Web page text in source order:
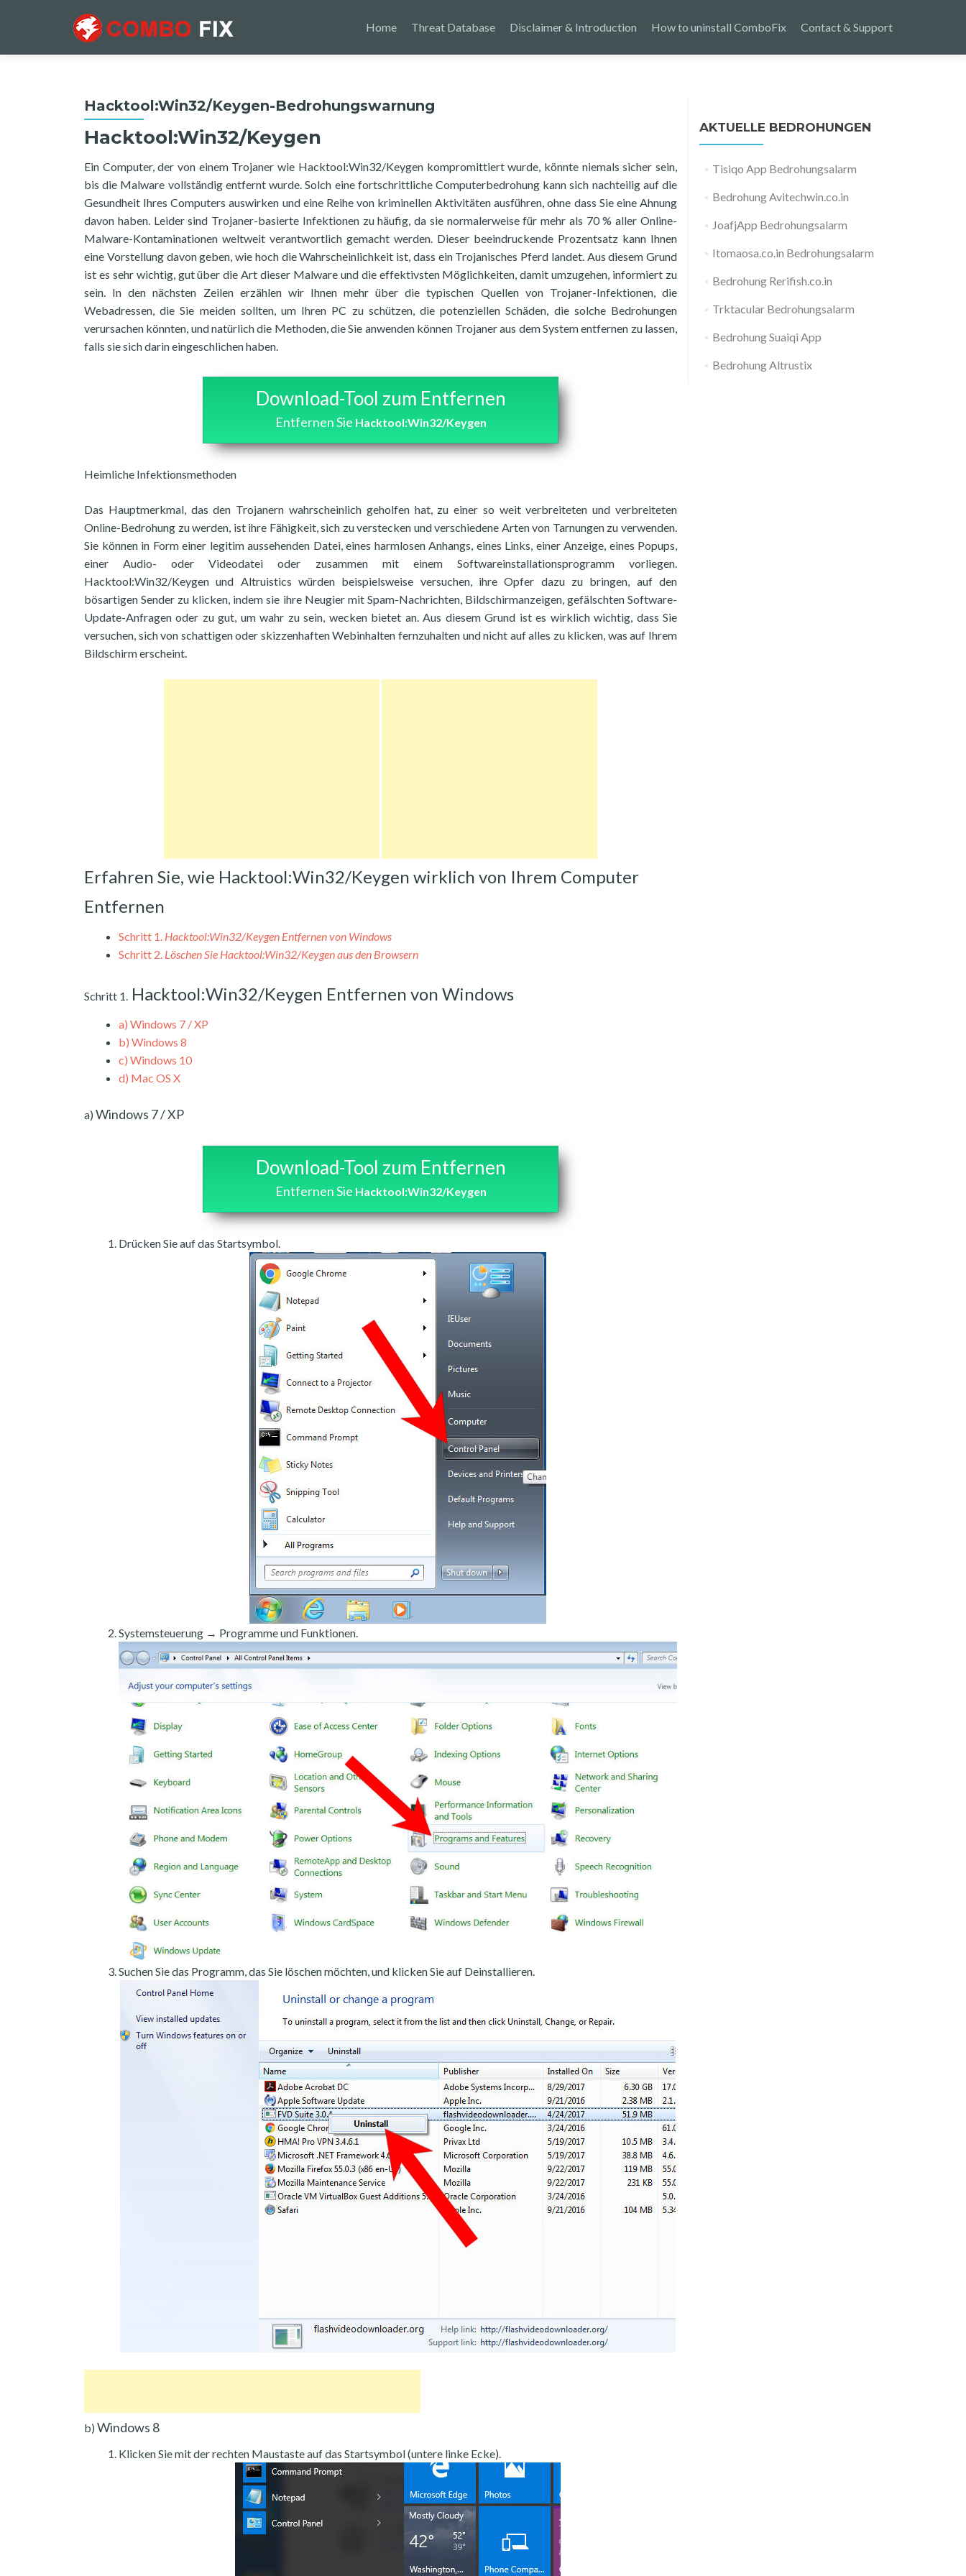
Home Threat Database Disclaimer & Introduction How to uninstall ComboFix Contact & Support
Hacktool:Win32/Keygen-Bedrohungswarnung
Hacktool:Win32/Keygen
Ein Computer, der von einem Trojaner wie Hacktool:Win32/Keygen kompromittiert wurde, könnte niemals sicher sein,
bis die Malware vollständig entfernt wurde. Solch eine fortschrittliche Computerbedrohung kann sich nachteilig auf die
Gesundheit Ihres Computers auswirken und eine Reihe von kriminellen Aktivitäten ausführen, ohne dass Sie eine Ahnung
davon haben. Leider sind Trojaner-basierte Infektionen zu häufig, da sie normalerweise für mehr als 70 % aller Online-
Malware-Kontaminationen weltweit verantwortlich gemacht werden. Dieser beeindruckende Prozentsatz kann Ihnen
eine Vorstellung davon geben, wie hoch die Wahrscheinlichkeit ist, dass ein Trojanisches Pferd landet. Aus diesem Grund
ist es sehr wichtig, gut über die Art dieser Malware und die effektivsten Möglichkeiten, damit umzugehen, informiert zu
sein. In den nächsten Zeilen erzählen wir Ihnen mehr über die typischen Quellen von Trojaner-Infektionen, die
Webadressen, die Sie meiden sollten, um Ihren PC zu schützen, die potenziellen Schäden, die solche Bedrohungen
verursachen könnten, und natürlich die Methoden, die Sie anwenden können Trojaner aus dem System entfernen zu lassen,
falls sie sich darin eingeschlichen haben.
Download-Tool zum Entfernen
Entfernen Sie Hacktool:Win32/Keygen
Heimliche Infektionsmethoden
Das Hauptmerkmal, das den Trojanern wahrscheinlich geholfen hat, zu einer so weit verbreiteten und verbreiteten
Online-Bedrohung zu werden, ist ihre Fähigkeit, sich zu verstecken und verschiedene Arten von Tarnungen zu verwenden.
Sie können in Form einer legitim aussehenden Datei, eines harmlosen Anhangs, eines Links, einer Anzeige, eines Popups,
einer Audio- oder Videodatei oder zusammen mit einem Softwareinstallationsprogramm vorliegen.
Hacktool:Win32/Keygen und Altruistics würden beispielsweise versuchen, ihre Opfer dazu zu bringen, auf den
bösartigen Sender zu klicken, indem sie ihre Neugier mit Spam-Nachrichten, Bildschirmanzeigen, gefälschten Software-
Update-Anfragen oder zu gut, um wahr zu sein, wecken bietet an. Aus diesem Grund ist es wirklich wichtig, dass Sie
versuchen, sich von schattigen oder skizzenhaften Webinhalten fernzuhalten und nicht auf alles zu klicken, was auf Ihrem
Bildschirm erscheint.
Erfahren Sie, wie Hacktool:Win32/Keygen wirklich von Ihrem Computer
Entfernen
Schritt 1. Hacktool:Win32/Keygen Entfernen von Windows
Schritt 2. Löschen Sie Hacktool:Win32/Keygen aus den Browsern
Schritt 1. Hacktool:Win32/Keygen Entfernen von Windows
a) Windows 7 / XP
b) Windows 8
c) Windows 10
d) Mac OS X
a) Windows 7 / XP
Download-Tool zum Entfernen
Entfernen Sie Hacktool:Win32/Keygen
Drücken Sie auf das Startsymbol.
Systemsteuerung → Programme und Funktionen.
Suchen Sie das Programm, das Sie löschen möchten, und klicken Sie auf Deinstallieren.
b) Windows 8
Klicken Sie mit der rechten Maustaste auf das Startsymbol (untere linke Ecke).
AKTUELLE BEDROHUNGEN
Tisiqo App Bedrohungsalarm
Bedrohung Avitechwin.co.in
JoafjApp Bedrohungsalarm
Itomaosa.co.in Bedrohungsalarm
Bedrohung Rerifish.co.in
Trktacular Bedrohungsalarm
Bedrohung Suaiqi App
Bedrohung Altrustix